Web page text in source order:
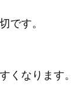
です。
くなります。